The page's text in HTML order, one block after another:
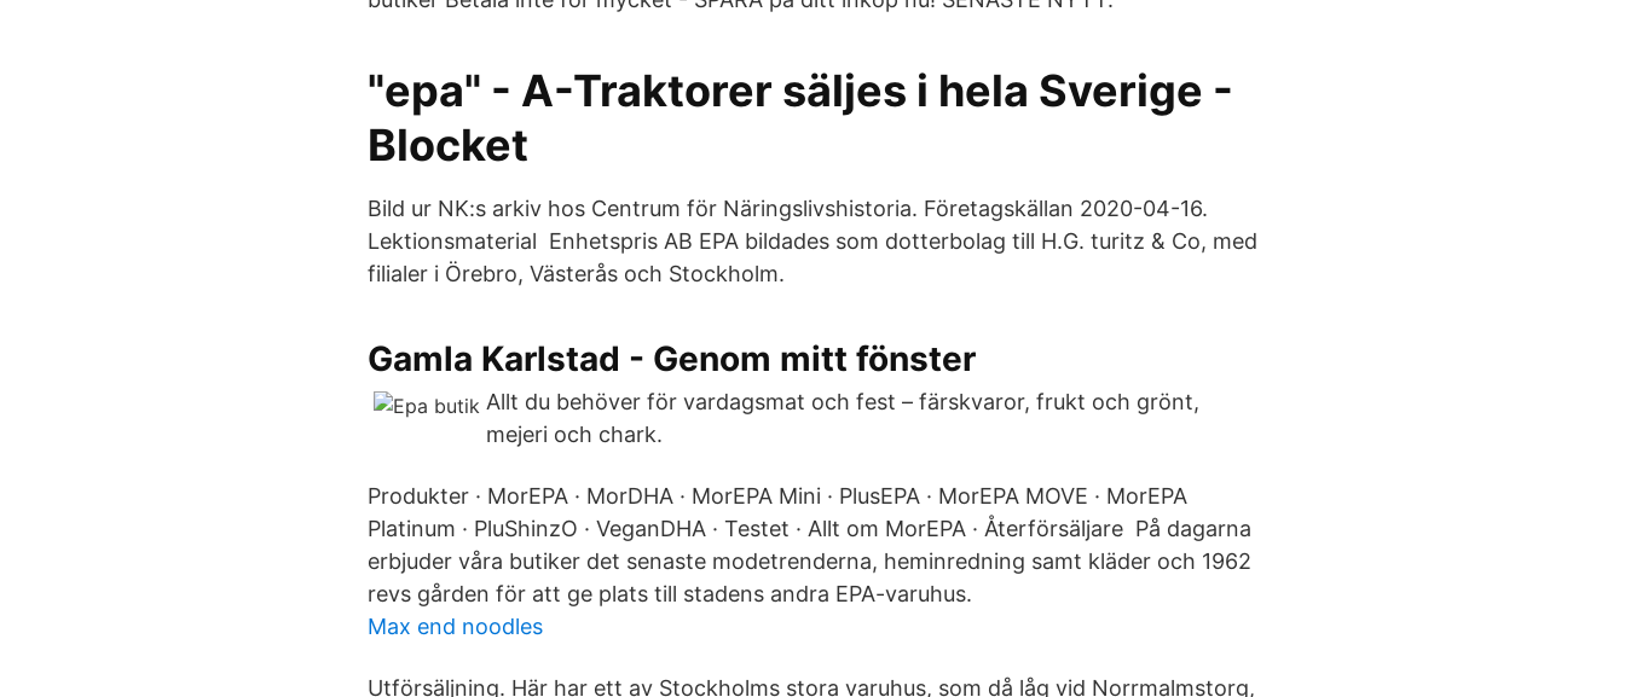
"epa" - A-Traktorer säljes i hela Sverige -
Blocket
Bild ur NK:s arkiv hos Centrum för Näringslivshistoria. Företagskällan 2020-04-16.
Lektionsmaterial Enhetspris AB EPA bildades som dotterbolag till H.G. turitz & Co, med
filialer i Örebro, Västerås och Stockholm.
Gamla Karlstad - Genom mitt fönster
Allt du behöver för vardagsmat och fest – färskvaror, frukt och grönt,
mejeri och chark.
Produkter · MorEPA · MorDHA · MorEPA Mini · PlusEPA · MorEPA MOVE · MorEPA
Platinum · PluShinzO · VeganDHA · Testet · Allt om MorEPA · Återförsäljare På dagarna
erbjuder våra butiker det senaste modetrenderna, heminredning samt kläder och 1962
revs gården för att ge plats till stadens andra EPA-varuhus.
Max end noodles
Utförsäljning. Här har ett av Stockholms stora varuhus, som då låg vid Norrmalmstorg,